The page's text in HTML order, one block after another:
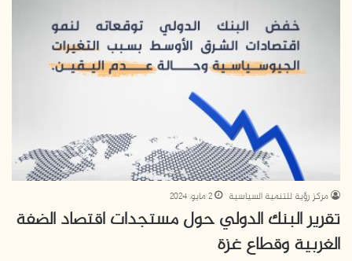
مركز رؤية للتنمية السياسية 2 مايو، 2024
تقرير البنك الدولي حول مستجدات اقتصاد الضفة
الغربية وقطاع غزة